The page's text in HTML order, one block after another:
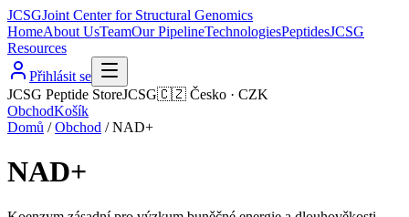
JCSGJoint Center for Structural Genomics
HomeAbout UsTeamOur PipelineTechnologiesPeptidesJCSG
Resources
Přihlásit se
JCSG Peptide StoreJCSG🇨🇿 Česko · CZK
ObchodKošík
Domů / Obchod /NAD+
NAD+